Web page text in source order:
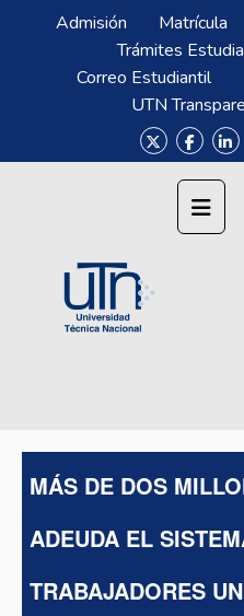
Pasar al contenido principal
Menú Superior
Admisión Matrícula
Trámites
Correo Estudiantil
UTN
MÁS DE DOS
ADEUDA EL
TRABAJADORES